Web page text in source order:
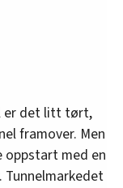
er det litt tørt,
framover. Men
oppstart med en
Tunnelmarkedet